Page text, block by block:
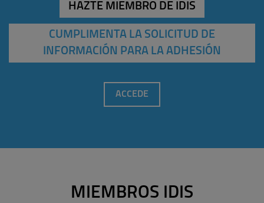
HAZTE MIEMBRO DE IDIS
CUMPLIMENTA LA SOLICITUD DE
INFORMACIÓN PARA LA ADHESIÓN
ACCEDE
MIEMBROS IDIS